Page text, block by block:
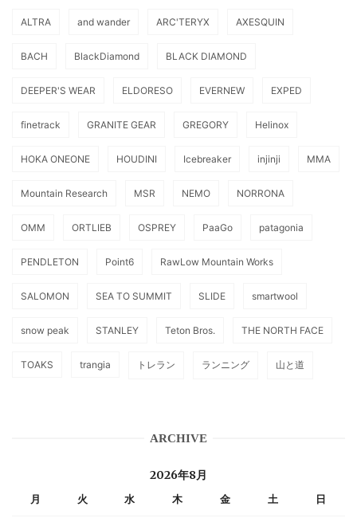
ALTRA and wander ARC'TERYX AXESQUIN
BACH BlackDiamond BLACK DIAMOND
DEEPER'S WEAR ELDORESO EVERNEW EXPED
finetrack GRANITE GEAR GREGORY Helinox
HOKA ONEONE HOUDINI Icebreaker injinji MMA
Mountain Research MSR NEMO NORRONA
OMM ORTLIEB OSPREY PaaGo patagonia
PENDLETON Point6 RawLow Mountain Works
SALOMON SEA TO SUMMIT SLIDE smartwool
snow peak STANLEY Teton Bros. THE NORTH FACE
TOAKS trangia トレラン ランニング 山と道
ARCHIVE
2026年8月
月 火 水 木 金 土 日